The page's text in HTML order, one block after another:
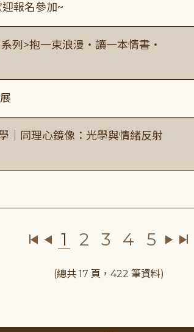
迎報名參加~
列>抱一束浪漫・讀一本情書・
｜同理心鏡像：光學與情緒反射
1 2 3 4 5
(總共 17 頁，422 筆資料)